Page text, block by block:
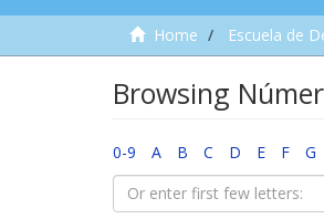
Home Escuela de
Browsing
0-9 A B C D E F G